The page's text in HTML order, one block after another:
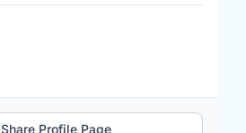
Share Profile Page